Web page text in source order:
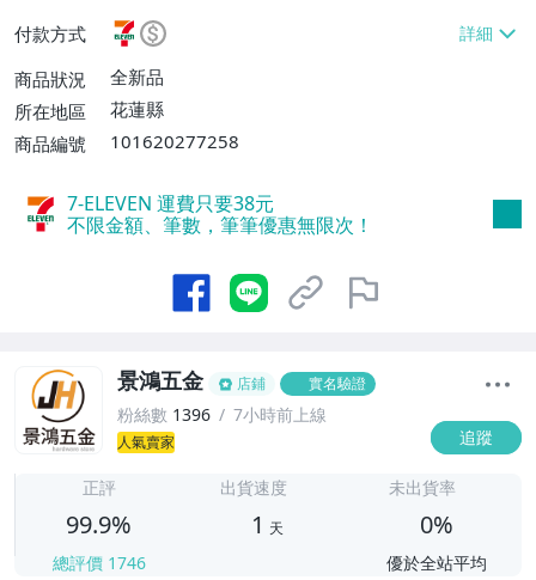
配/貨運【單件運費$120】、郵局掛號【單
件運費$120】、面交/自取/不寄送【免運
費】
付款方式
商品狀況
全新品
所在地區
花蓮縣
商品編號
101620277258
7-ELEVEN 運費只要38元
不限金額、筆數，筆筆優惠無限次！
景鴻五金 店鋪 實名驗證
粉絲數 1396 7小時前上線
人氣賣家 追蹤
正評
99.9%
總評價 1746
出貨速度
1 天
未出貨率
0%
優於全站平均